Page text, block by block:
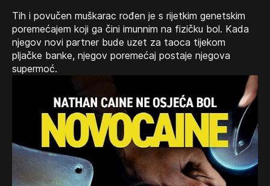
Tih i povučen muškarac rođen je s rijetkim genetskim
poremećajem koji ga čini imunnim na fizičku bol. Kada
njegov novi partner bude uzet za taoca tijekom
pljačke banke, njegov poremećaj postaje njegova
supermoć.